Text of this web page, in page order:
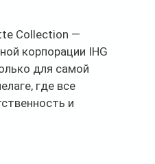
Collection —
корпорации IHG
для самой
где все
и